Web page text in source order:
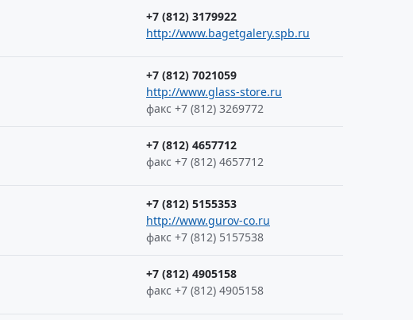
+7 (812) 3179922
http://www.bagetgalery.spb.ru
+7 (812) 7021059
http://www.glass-store.ru
факс +7 (812) 3269772
+7 (812) 4657712
факс +7 (812) 4657712
+7 (812) 5155353
http://www.gurov-co.ru
факс +7 (812) 5157538
+7 (812) 4905158
факс +7 (812) 4905158